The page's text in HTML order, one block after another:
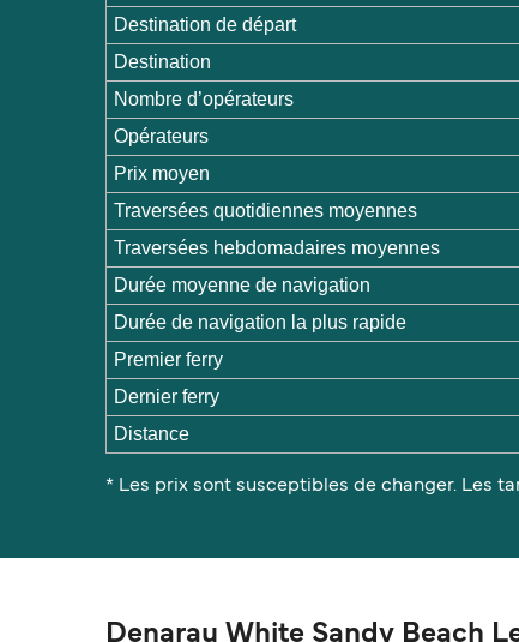
Destination de départ
Destination
Nombre d’opérateurs
Opérateurs
Prix moyen
Traversées quotidiennes moyennes
Traversées hebdomadaires moyennes
Durée moyenne de navigation
Durée de navigation la plus rapide
Premier ferry
Dernier ferry
Distance
* Les prix sont susceptibles de changer. Les
Denarau White Sandy Beach